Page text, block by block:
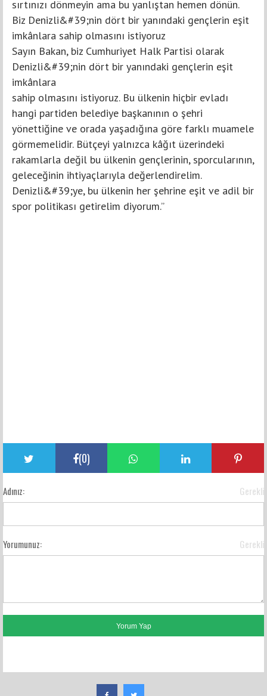
sırtınızı dönmeyin ama bu yanlıştan hemen dönün.
Biz Denizli&#39;nin dört bir yanındaki gençlerin eşit
imkânlara sahip olmasını istiyoruz
Sayın Bakan, biz Cumhuriyet Halk Partisi olarak
Denizli&#39;nin dört bir yanındaki gençlerin eşit
imkânlara
sahip olmasını istiyoruz. Bu ülkenin hiçbir evladı
hangi partiden belediye başkanının o şehri
yönettiğine ve orada yaşadığına göre farklı muamele
görmemelidir. Bütçeyi yalnızca kâğıt üzerindeki
rakamlarla değil bu ülkenin gençlerinin, sporcularının,
geleceğinin ihtiyaçlarıyla değerlendirelim.
Denizli&#39;ye, bu ülkenin her şehrine eşit ve adil bir
spor politikası getirelim diyorum.”
(0)
Adınız: Gerekli
Yorumunuz: Gerekli